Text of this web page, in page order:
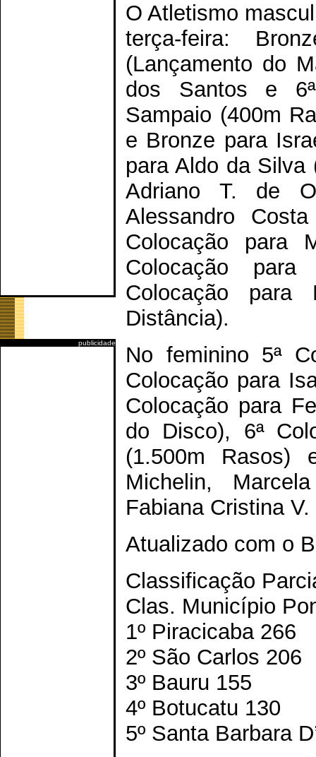
publicidade
O Atletismo
terça-feira:
(Lançamento do
dos Santos e
Sampaio (400m
e Bronze para
para Aldo da Silva
Adriano T. de
Alessandro
Colocação para
Colocação
Colocação para
Distância).
No feminino 5ª
Colocação para
Colocação para
do Disco), 6ª
(1.500m Rasos)
Michelin,
Fabiana Cristina
Atualizado com o
Classificação
Clas. Município
1º Piracicaba 266
2º São Carlos 206
3º Bauru 155
4º Botucatu 130
5º Santa Barbara